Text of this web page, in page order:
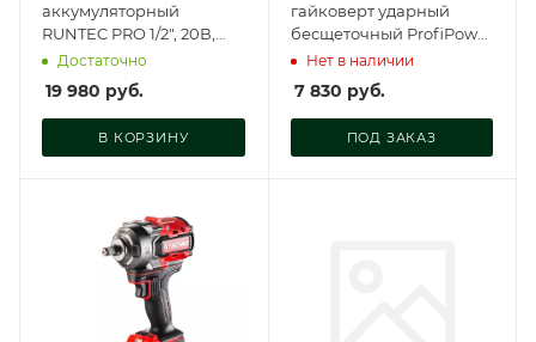
аккумуляторный
RUNTEC PRO 1/2", 20В,
750Нм RUNTEC, RT-
Достаточно
19 980 руб.
В КОРЗИНУ
гайковерт ударный
бесщеточный ProfiPower
DWDTW-18V (Li-ion-1шт,
4.0Ач, 600Нм, E0105
Нет в наличии
7 830 руб.
ПОД ЗАКАЗ